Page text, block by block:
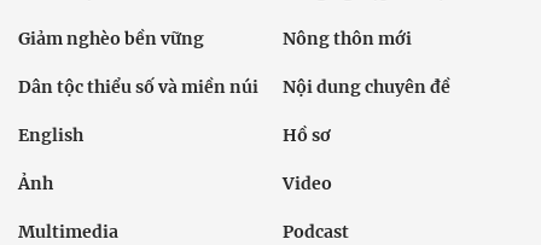
Giảm nghèo bền vững Nông thôn mới
Dân tộc thiểu số và miền núi Nội dung chuyên đề
English Hồ sơ
Ảnh Video
Multimedia Podcast